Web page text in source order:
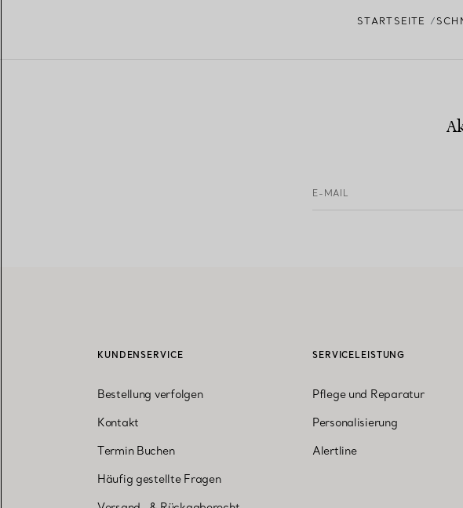
STARTSEITE
E-MAIL
KUNDENSERVICE
Bestellung verfolgen
Kontakt
Termin Buchen
Häufig gestellte Fragen
SERVICELEISTUNG
Pflege und Reparatur
Personalisierung
Alertline